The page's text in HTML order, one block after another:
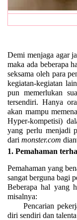
Demi menjaga agar
maka ada beberapa
seksama oleh para
kegiatan-kegiatan
pun memerlukan
tersendiri. Hanya
akan mampu
Hyper-kompetisi)
yang perlu menjadi
dari monster.com
1. Pemahaman
Pemahaman yang
sangat berguna bagi
Beberapa hal yang
misalnya:
Pencarian
diri sendiri dan